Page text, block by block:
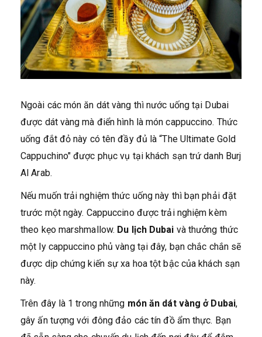
Ngoài các món ăn dát vàng thì nước uống tại Dubai
được dát vàng mà điển hình là món cappuccino. Thức
uống đắt đỏ này có tên đầy đủ là “The Ultimate Gold
Cappuchino" được phục vụ tại khách sạn trứ danh Burj
Al Arab.
Nếu muốn trải nghiệm thức uống này thì bạn phải đặt
trước một ngày. Cappuccino được trải nghiệm kèm
theo kẹo marshmallow. Du lịch Dubai và thưởng thức
một ly cappuccino phủ vàng tại đây, bạn chắc chắn sẽ
được dịp chứng kiến sự xa hoa tột bậc của khách sạn
này.
Trên đây là 1 trong những món ăn dát vàng ở Dubai,
gây ấn tượng với đông đảo các tín đồ ẩm thực. Bạn